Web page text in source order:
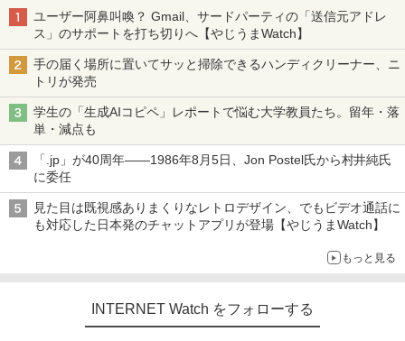
ユーザー阿鼻叫喚？ Gmail、サードパーティの「送信元アドレ
ス」のサポートを打ち切りへ【やじうまWatch】
手の届く場所に置いてサッと掃除できるハンディクリーナー、ニ
トリが発売
学生の「生成AIコピペ」レポートで悩む大学教員たち。留年・落
単・減点も
「.jp」が40周年――1986年8月5日、Jon Postel氏から村井純氏
に委任
見た目は既視感ありまくりなレトロデザイン、でもビデオ通話に
も対応した日本発のチャットアプリが登場【やじうまWatch】
もっと見る
INTERNET Watch をフォローする